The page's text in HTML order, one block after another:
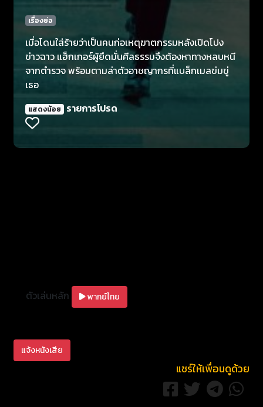
เรื่องย่อ
เมื่อโดนใส่ร้ายว่าเป็นคนก่อเหตุฆาตกรรมหลังเปิดโปง
ข่าวฉาว แฮ็กเกอร์ผู้ยึดมั่นศีลธรรมจึงต้องหาทางหลบหนี
จากตำรวจ พร้อมตามล่าตัวอาชญากรที่แบล็กเมลข่มขู่
เธอ
แสดงน้อย รายการโปรด
ตัวเล่นหลัก พากย์ไทย
แจ้งหนังเสีย
แชร์ให้เพื่อนดูด้วย